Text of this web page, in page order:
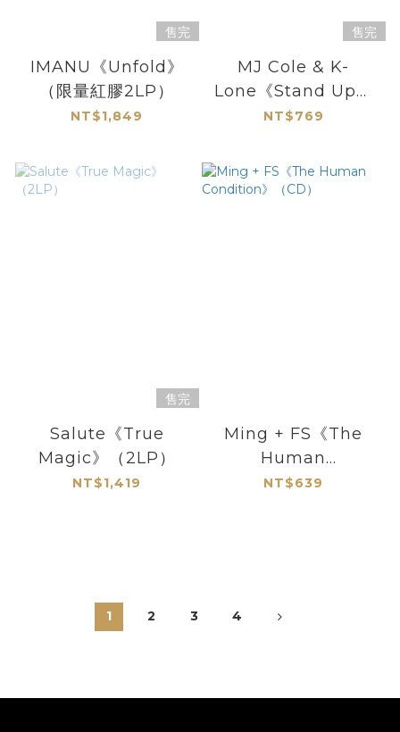
售完
IMANU《Unfold》
（限量紅膠2LP）
NT$1,849
售完
MJ Cole & K-
Lone《Stand Up》
（EP）
NT$769
售完
Salute《True
Magic》（2LP）
NT$1,419
Ming + FS《The
Human
Condition》（CD）
NT$639
1 2 3 4